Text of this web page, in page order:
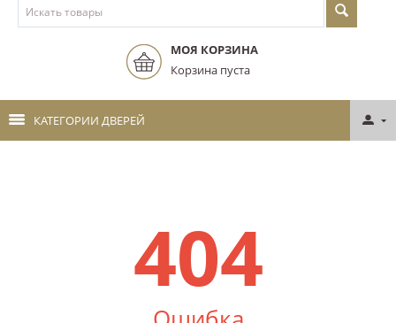
МОЯ КОРЗИНА
Корзина пуста
КАТЕГОРИИ ДВЕРЕЙ
404